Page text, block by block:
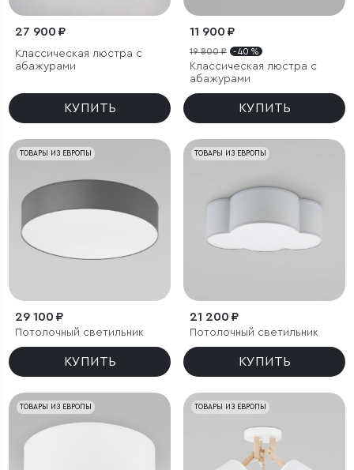
27 900 ₽
Классическая люстра с
абажурами
КУПИТЬ
11 900 ₽
19 800 ₽ - 40 %
Классическая люстра с
абажурами
КУПИТЬ
ТОВАРЫ ИЗ ЕВРОПЫ
29 100 ₽
Потолочный светильник
КУПИТЬ
ТОВАРЫ ИЗ ЕВРОПЫ
21 200 ₽
Потолочный светильник
КУПИТЬ
ТОВАРЫ ИЗ ЕВРОПЫ ТОВАРЫ ИЗ ЕВРОПЫ